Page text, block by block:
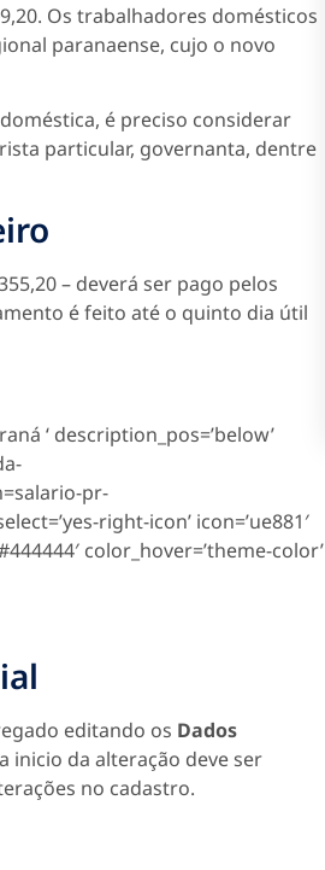
Os trabalhadores domésticos
paranaense, cujo o novo
é preciso considerar
particular, governanta, dentre
– deverá ser pago pelos
é feito até o quinto dia útil
‘ description_pos=’below’
pr-
right-icon’ icon=’ue881′
color_hover=’theme-color’
editando os Dados
inicio da alteração deve ser
no cadastro.